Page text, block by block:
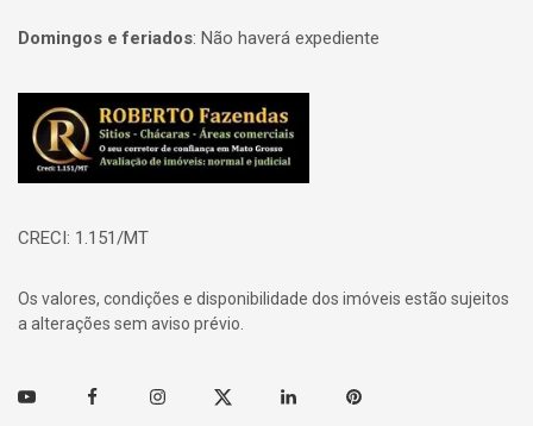
Domingos e feriados: Não haverá expediente
Página inicial
CRECI: 1.151/MT
Os valores, condições e disponibilidade dos imóveis estão sujeitos
a alterações sem aviso prévio.
Youtube FacebookInstagramTwitter Linkedin Pinterest